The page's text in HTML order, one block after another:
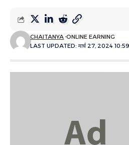
LAST UPDATED: मार्च 27, 2024 10:59
CHAITANYA ONLINE EARNING